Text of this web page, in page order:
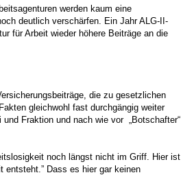
werden kaum eine
deutlich verschärfen. Ein Jahr ALG-II-
für Arbeit wieder höhere Beiträge an die
die zu gesetzlichen
gleichwohl fast durchgängig weiter
Fraktion und nach wie vor „Botschafter“
noch längst nicht im Griff. Hier ist
entsteht.” Dass es hier gar keinen